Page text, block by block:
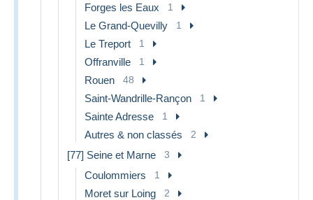
Forges les Eaux 1
Le Grand-Quevilly 1
Le Treport 1
Offranville 1
Rouen 48
Saint-Wandrille-Rançon 1
Sainte Adresse 1
Autres & non classés 2
[77] Seine et Marne 3
Coulommiers 1
Moret sur Loing 2